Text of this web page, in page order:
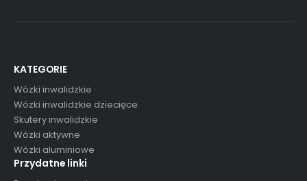
KATEGORIE
Wózki inwalidzkie
Wózki inwalidzkie dziecięce
Skutery inwalidzkie
Wózki aktywne
Wózki aluminiowe
Przydatne linki